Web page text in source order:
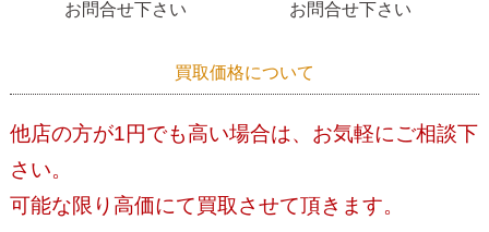
お問合せ下さい お問合せ下さい
買取価格について
他店の方が1円でも高い場合は、お気軽にご相談下
さい。
可能な限り高価にて買取させて頂きます。